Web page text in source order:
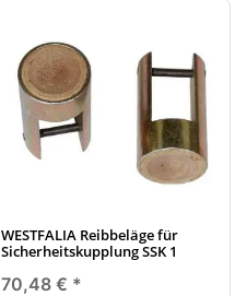
WESTFALIA Reibbeläge für
Sicherheitskupplung SSK 1
70,48 € *